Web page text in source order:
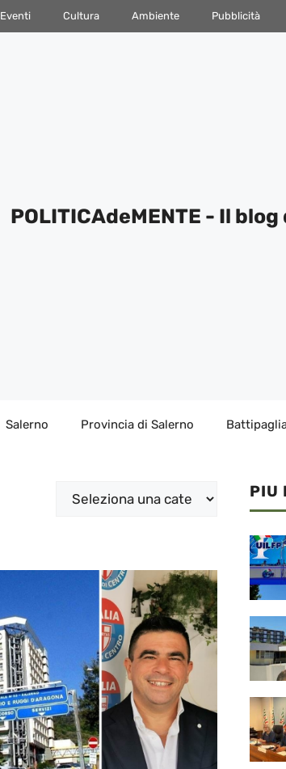
Eventi Cultura Ambiente Pubblicità
POLITICAdeMENTE - Il
Salerno Provincia di Salerno
Categorie PIU